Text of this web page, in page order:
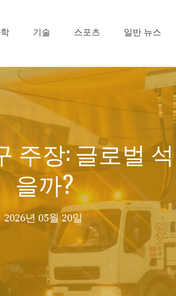
기술 스포츠 일반 뉴스
주장: 글로벌
을까?
2026년 05월 20일